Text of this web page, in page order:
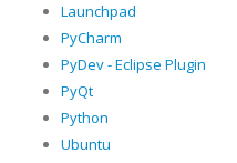
Launchpad
PyCharm
PyDev - Eclipse Plugin
PyQt
Python
Ubuntu